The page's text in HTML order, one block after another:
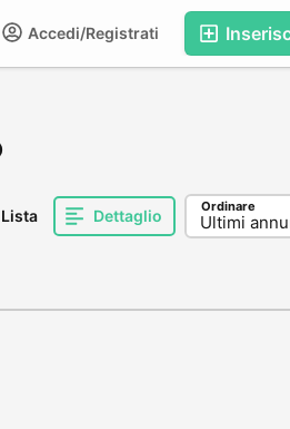
Accedi/Registrati
Lista Dettaglio Ordinare